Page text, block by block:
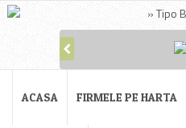
ACASA FIRMELE PE HARTA